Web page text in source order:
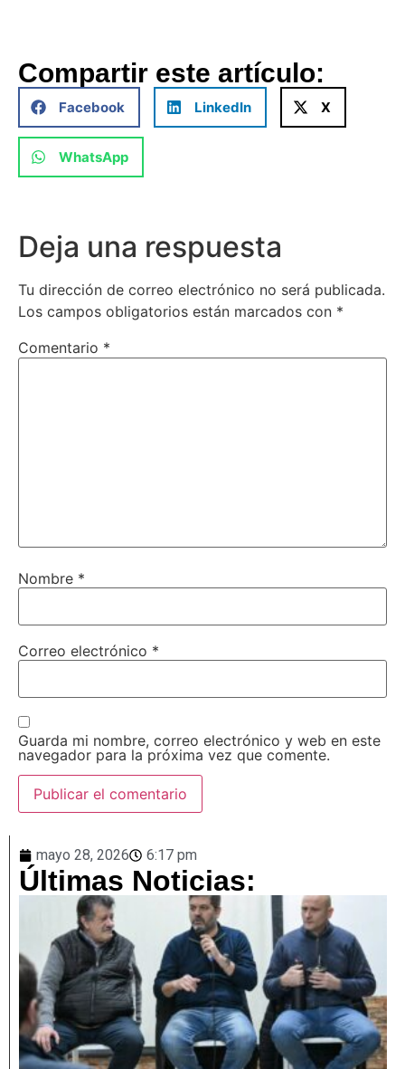
Compartir este artículo:
Facebook LinkedIn X
WhatsApp
Deja una respuesta
Tu dirección de correo electrónico no será publicada.
Los campos obligatorios están marcados con *
Comentario *
Nombre *
Correo electrónico *
Guarda mi nombre, correo electrónico y web en este
navegador para la próxima vez que comente.
mayo 28, 2026 6:17 pm
Últimas Noticias: